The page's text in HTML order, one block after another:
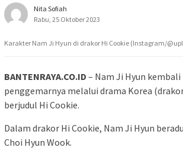
Nita Sofiah
Rabu, 25 Oktober 2023
Karakter Nam Ji Hyun di drakor Hi Cookie (Instagram/
BANTENRAYA.CO.ID – Nam Ji Hyun kembali
penggemarnya melalui drama Korea
berjudul Hi Cookie.
Dalam drakor Hi Cookie, Nam Ji Hyun
Choi Hyun Wook.